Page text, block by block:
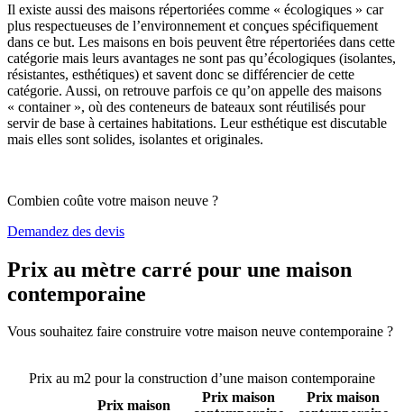
Il existe aussi des maisons répertoriées comme « écologiques » car
plus respectueuses de l’environnement et conçues spécifiquement
dans ce but. Les maisons en bois peuvent être répertoriées dans cette
catégorie mais leurs avantages ne sont pas qu’écologiques (isolantes,
résistantes, esthétiques) et savent donc se différencier de cette
catégorie. Aussi, on retrouve parfois ce qu’on appelle des maisons
« container », où des conteneurs de bateaux sont réutilisés pour
servir de base à certaines habitations. Leur esthétique est discutable
mais elles sont solides, isolantes et originales.
Combien coûte votre maison neuve ?
Demandez des devis
Prix au mètre carré pour une maison
contemporaine
Vous souhaitez faire construire votre maison neuve contemporaine ?
Prix au m2 pour la construction d’une maison contemporaine
Prix maison
Prix maison
Prix maison